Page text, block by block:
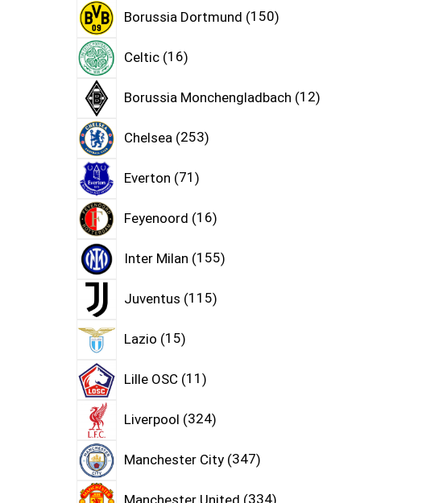
Borussia Dortmund 150
Celtic 16
Borussia Monchengladbach 12
Chelsea 253
Everton 71
Feyenoord 16
Inter Milan 155
Juventus 115
Lazio 15
Lille OSC 11
Liverpool 324
Manchester City 347
Manchester United 334